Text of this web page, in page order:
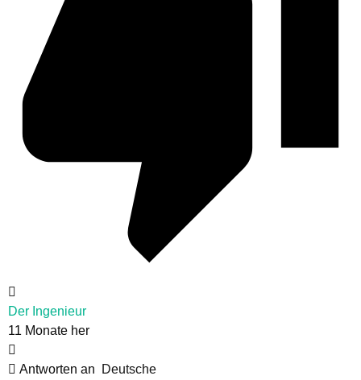
Der Ingenieur
11 Monate her
Antworten an
Deutsche